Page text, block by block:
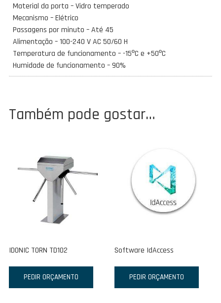
Material da porta – Vidro temperado
Mecanismo – Elétrico
Passagens por minuto – Até 45
Alimentação – 100-240 V AC 50/60 H
Temperatura de funcionamento – -15ºC e +50ºC
Humidade de funcionamento – 90%
Também pode gostar…
IDONIC TORN TD102
PEDIR ORÇAMENTO
Software IdAccess
PEDIR ORÇAMENTO